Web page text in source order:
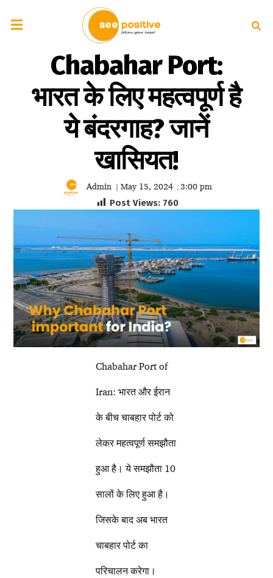
Chabahar Port:
भारत के लिए महत्वपूर्ण है
ये बंदरगाह? जानें
खासियत!
Admin | May 15, 2024 , 3:00 pm
Post Views: 760
Chabahar Port of
Iran: भारत और ईरान
के बीच चाबहार पोर्ट को
लेकर महत्वपूर्ण समझौता
हुआ है। ये समझौता 10
सालों के लिए हुआ है।
जिसके बाद अब भारत
चाबहार पोर्ट का
परिचालन करेगा।